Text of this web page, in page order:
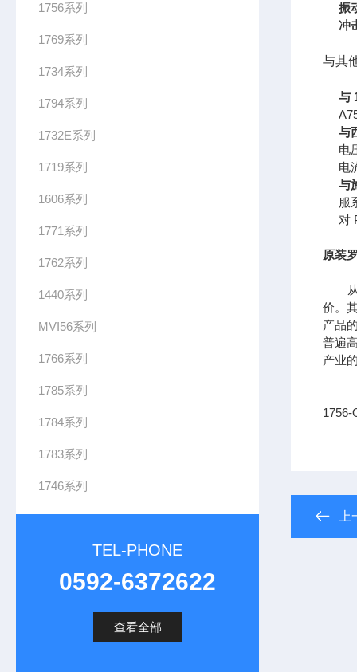
1756系列
1769系列
1734系列
1794系列
1732E系列
1719系列
1606系列
1771系列
1762系列
1440系列
MVI56系列
1766系列
1785系列
1784系列
1783系列
1746系列
TEL-PHONE
0592-6372622
查看全部
振
冲
与其
与
与
电
电
与
服
对
原装
从供
价。
产品
普遍
产业
1756-